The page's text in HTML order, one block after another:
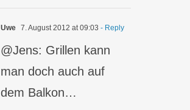
Uwe 7. August 2012 at 09:03 - Reply
@Jens: Grillen kann
man doch auch auf
dem Balkon…